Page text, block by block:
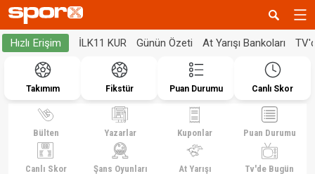
Hızlı Erişim İLK11 KUR Günün Özeti At Yarışı Bankoları
Takımım Fikstür Puan Durumu Canlı Skor
Bülten Yazarlar Kuponlar Puan Durumu
Canlı Skor Şans Oyunları At Yarışı Tv'de Bugün